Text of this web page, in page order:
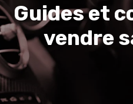
Guides et
vendre